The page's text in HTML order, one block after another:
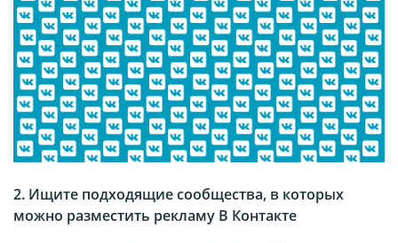
2. Ищите подходящие сообщества, в которых
можно разместить рекламу В Контакте